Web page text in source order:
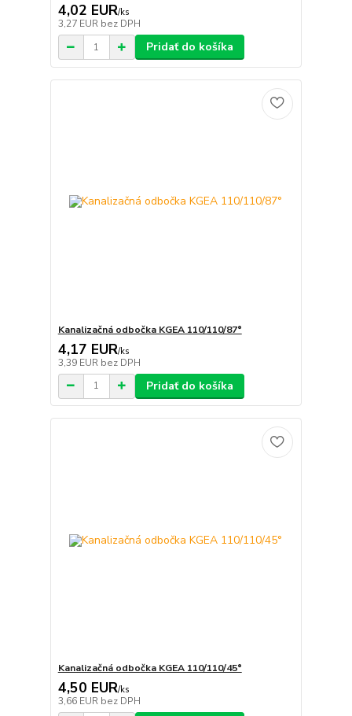
4,02 EUR/ks
3,27 EUR bez DPH
Pridať do košíka
Kanalizačná odbočka KGEA 110/110/87°
4,17 EUR/ks
3,39 EUR bez DPH
Pridať do košíka
Kanalizačná odbočka KGEA 110/110/45°
4,50 EUR/ks
3,66 EUR bez DPH